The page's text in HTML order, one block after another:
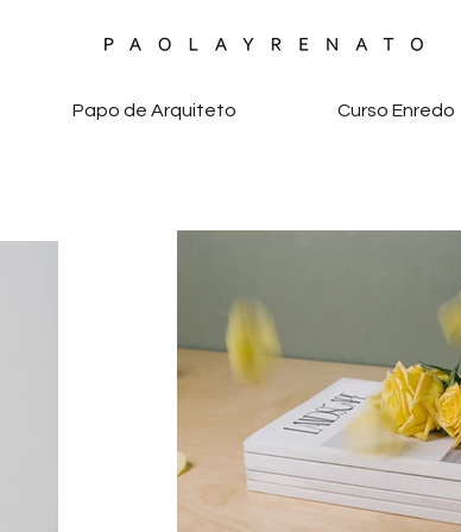
Papo de Arquiteto Curso Enredo